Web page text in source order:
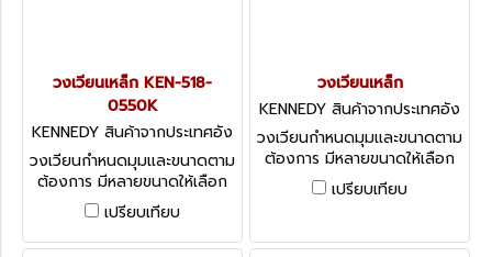
วงเวียนเหล็ก KEN-518-
0550K
KENNEDY สินค้าจากประเทศอัง
กฤษ KEN-518-0550K
วงเวียนกำหนดมุมและขนาดตาม
ต้องการ มีหลายขนาดให้เลือก
KENNEDY FIRM TYPE
CALIPER WITH ADJUST.
POINT
เปรียบเทียบ
วงเวียนเหล็ก
KENNEDY สินค้าจากประเทศอัง
กฤษ-1
วงเวียนกำหนดมุมและขนาดตาม
ต้องการ มีหลายขนาดให้เลือก
KENNEDY FIRM TYPE
CALIPER WITH ADJUST.
เปรียบเทียบ